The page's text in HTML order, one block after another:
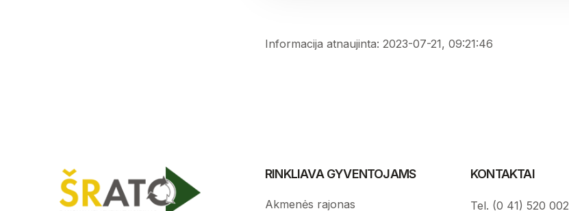
Informacija atnaujinta: 2023-07-21, 09:21:46
RINKLIAVA GYVENTOJAMS
Akmenės rajonas
KONTAKTAI
Tel. (0 41) 520 002